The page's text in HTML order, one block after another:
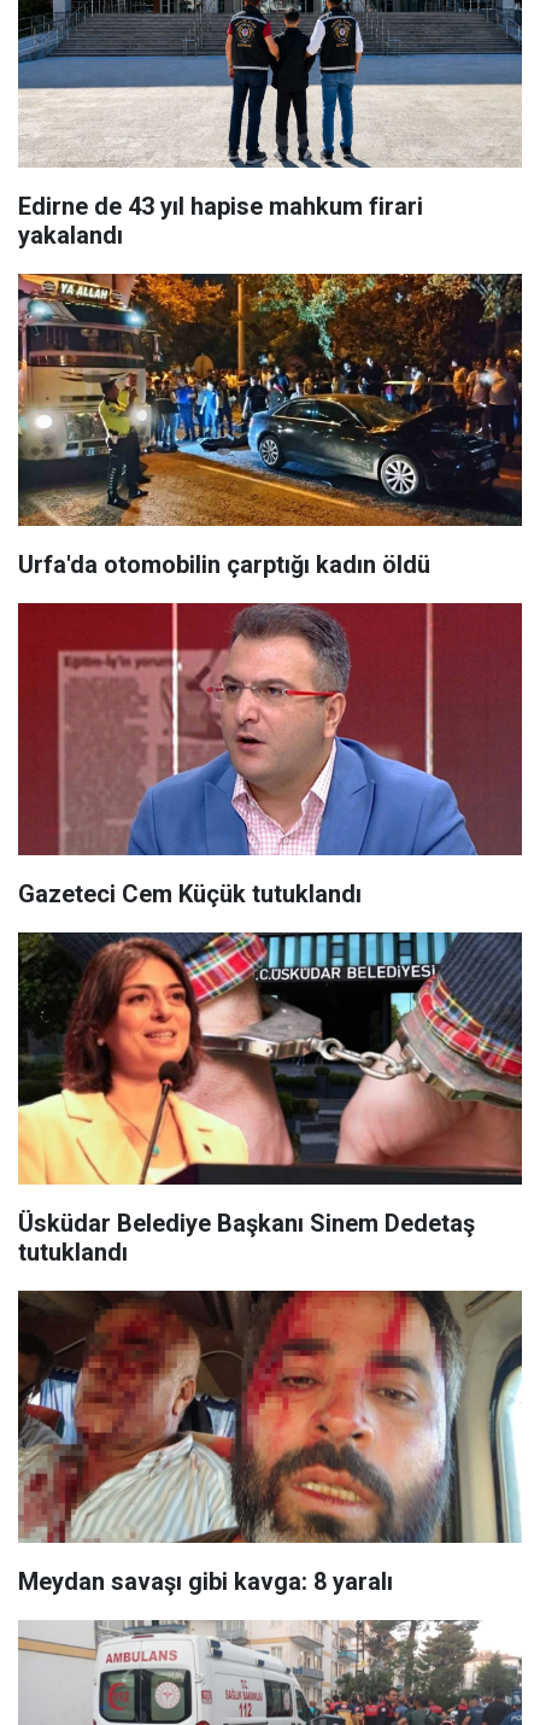
Edirne de 43 yıl hapise mahkum firari
yakalandı
Urfa'da otomobilin çarptığı kadın öldü
Gazeteci Cem Küçük tutuklandı
Üsküdar Belediye Başkanı Sinem Dedetaş
tutuklandı
Meydan savaşı gibi kavga: 8 yaralı